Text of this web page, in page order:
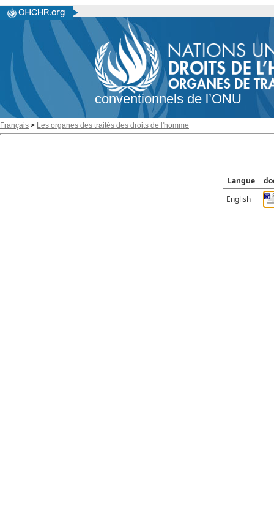
conventionnels de l’ONU
Français > Les organes des traités des droits de l'homme
Langue
English